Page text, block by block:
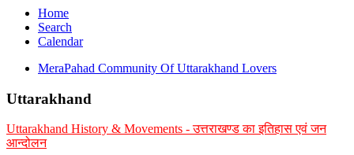
Home
Search
Calendar
MeraPahad Community Of Uttarakhand Lovers
Uttarakhand
Uttarakhand History & Movements - उत्तराखण्ड का इतिहास एवं जन
आन्दोलन